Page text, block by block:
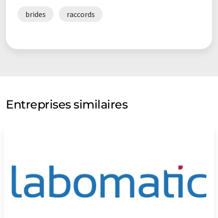
brides raccords
Entreprises similaires